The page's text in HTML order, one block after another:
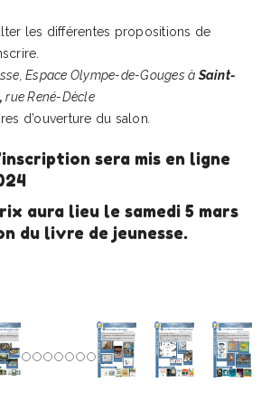
les différentes propositions de
Espace Olympe-de-Gouges à Saint-
rue René-Dècle
d’ouverture du salon
sera mis en ligne
aura lieu le samedi 5 mars
du livre de jeunesse.